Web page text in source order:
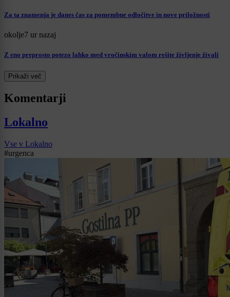
Za ta znamenja je danes čas za pomembne odločitve in nove priložnosti
okolje7 ur nazaj
Z eno preprosto potezo lahko med vročinskim valom rešite življenje živali
Prikaži več
Komentarji
Lokalno
Vse v Lokalno
#urgenca